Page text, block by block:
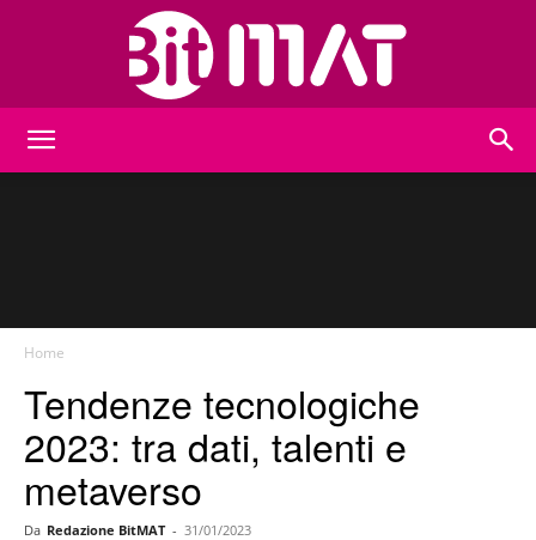
Home
Tendenze tecnologiche
2023: tra dati, talenti e
metaverso
Da Redazione BitMAT - 31/01/2023